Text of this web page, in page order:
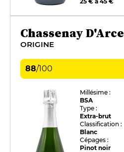
Chassenay D'Arce
ORIGINE
88/100
Millésime :
BSA
Type :
Extra-brut
Classification :
Blanc
Cépages :
Pinot noir